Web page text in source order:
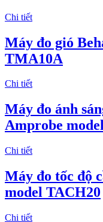
Chi tiết
​Máy đo gió
TMA10A
Chi tiết
​Máy đo ánh
Amprobe
Chi tiết
Máy đo tốc độ
model TACH20
Chi tiết